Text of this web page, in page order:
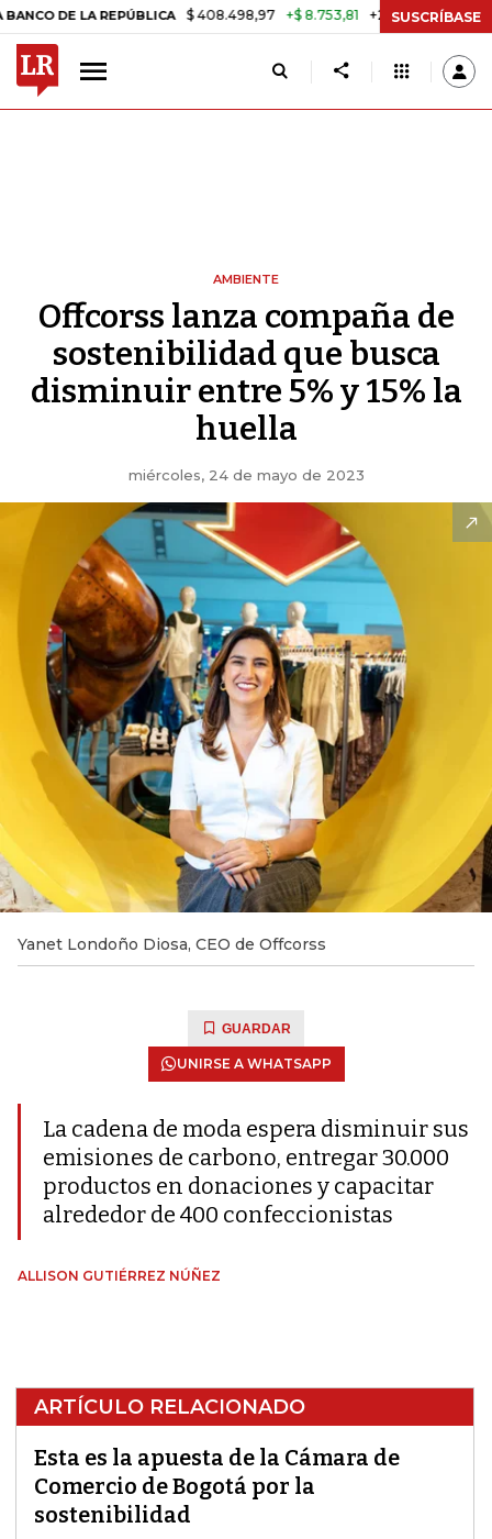
LA REPÚBLICA $ 408.498,97 +$ 8.753,81 +2,19% TASA DE
SUSCRÍBASE
AMBIENTE
Offcorss lanza compaña de
sostenibilidad que busca
disminuir entre 5% y 15% la
huella
miércoles, 24 de mayo de 2023
Yanet Londoño Diosa, CEO de Offcorss
GUARDAR
UNIRSE A WHATSAPP
La cadena de moda espera disminuir sus
emisiones de carbono, entregar 30.000
productos en donaciones y capacitar
alrededor de 400 confeccionistas
ALLISON GUTIÉRREZ NÚÑEZ
ARTÍCULO RELACIONADO
Esta es la apuesta de la Cámara de
Comercio de Bogotá por la
sostenibilidad